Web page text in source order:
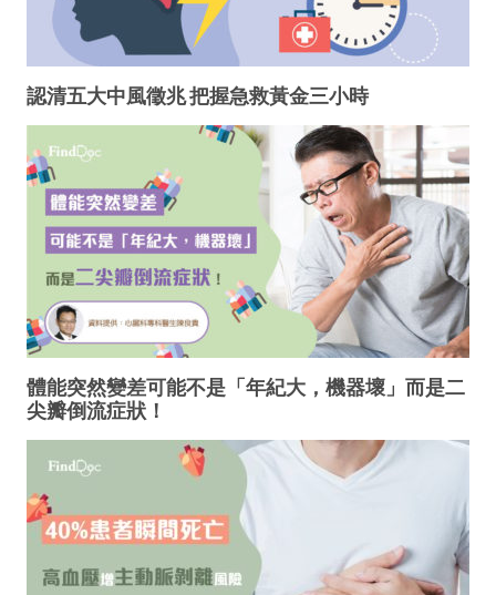
認清五大中風徵兆 把握急救黃金三小時
體能突然變差可能不是「年紀大，機器壞」而是二
尖瓣倒流症狀！